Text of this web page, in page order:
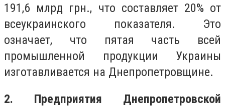
191,6 млрд грн., что составляет 20% от
всеукраинского показателя. Это
означает, что пятая часть всей
промышленной продукции Украины
изготавливается на Днепропетровщине.
2. Предприятия Днепропетровской